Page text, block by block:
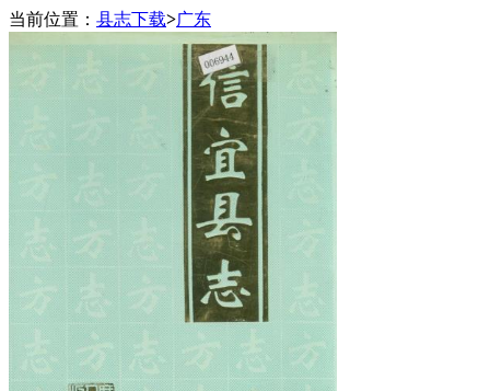
当前位置： 县志下载>广东